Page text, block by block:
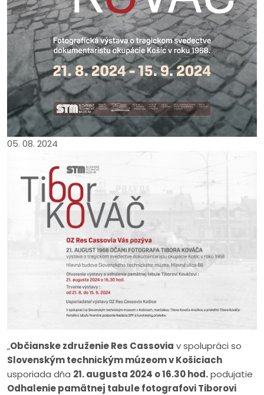
05. 08. 2024
„Občianske združenie Res Cassovia v spolupráci so
Slovenským technickým múzeom v Košiciach
usporiada dňa 21. augusta 2024 o 16.30 hod.podujatie
Odhalenie pamätnej tabule fotografovi Tiborovi